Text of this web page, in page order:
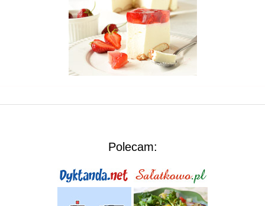
Polecam: